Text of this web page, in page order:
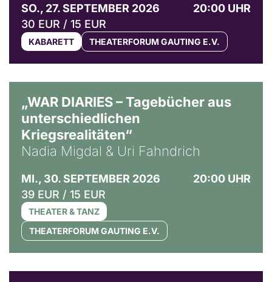
SO., 27. SEPTEMBER 2026
20:00 UHR
30 EUR / 15 EUR
KABARETT THEATERFORUM GAUTING E.V.
„WAR DIARIES – Tagebücher aus
unterschiedlichen
Kriegsrealitäten“
Nadia Migdal & Uri Fahndrich
MI., 30. SEPTEMBER 2026
20:00 UHR
39 EUR / 15 EUR
THEATER & TANZ
THEATERFORUM GAUTING E.V.